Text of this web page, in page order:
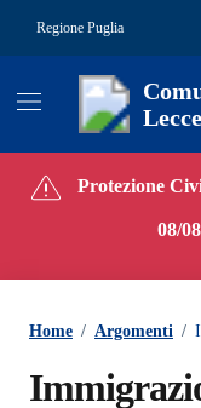
Regione Puglia
Lecce
Contenuti
Protezione
08/
Home / Argomenti /